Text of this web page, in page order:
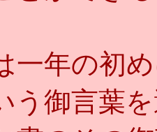
年の初
う御言葉